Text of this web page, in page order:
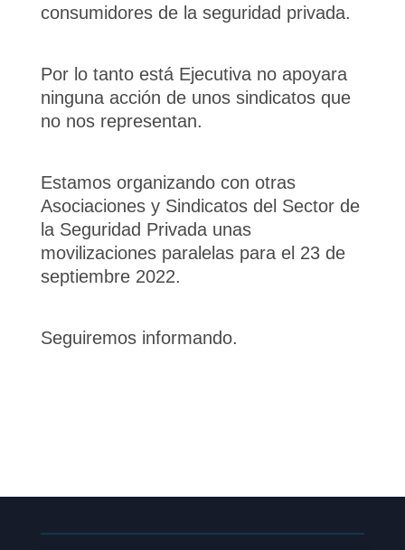
consumidores de la seguridad privada.
Por lo tanto está Ejecutiva no apoyara
ninguna acción de unos sindicatos que
no nos representan.
Estamos organizando con otras
Asociaciones y Sindicatos del Sector de
la Seguridad Privada unas
movilizaciones paralelas para el 23 de
septiembre 2022.
Seguiremos informando.